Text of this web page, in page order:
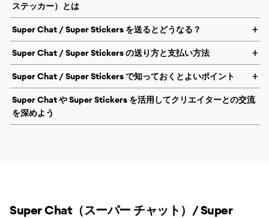
ステッカー）とは
Super Chat / Super Stickers を送るとどうなる？
Super Chat / Super Stickers の送り方と支払い方法
Super Chat / Super Stickers で知っておくとよいポイント
Super Chat や Super Stickers を活用してクリエイターとの交流
を深めよう
Super Chat（スーパー チャット）/ Super